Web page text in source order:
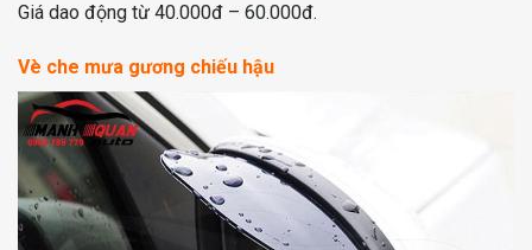
Giá dao động từ 40.000đ – 60.000đ.
Vè che mưa gương chiếu hậu